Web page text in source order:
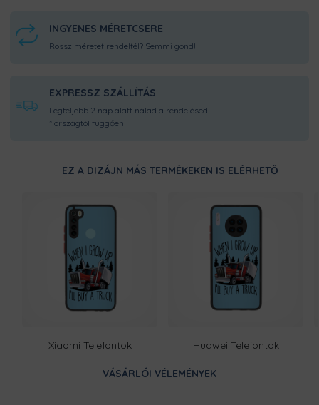
INGYENES MÉRETCSERE
Rossz méretet rendeltél? Semmi gond!
EXPRESSZ SZÁLLÍTÁS
Legfeljebb 2 nap alatt nálad a rendelésed!
* országtól függően
EZ A DIZÁJN MÁS TERMÉKEKEN IS ELÉRHETŐ
Xiaomi Telefontok Huawei Telefontok
VÁSÁRLÓI VÉLEMÉNYEK